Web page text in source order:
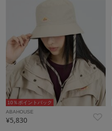
10％ポイントバック
ABAHOUSE
¥5,830